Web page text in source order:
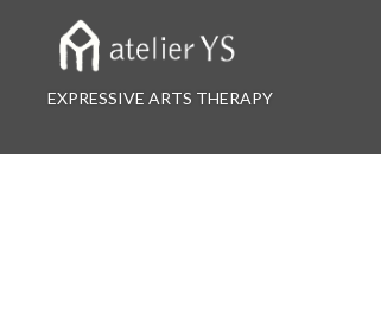
EXPRESSIVE ARTS THERAPY